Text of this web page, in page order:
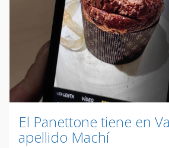
El Panettone tiene en
apellido Machí